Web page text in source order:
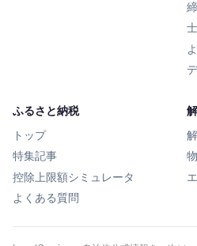
ふるさと納税
トップ
特集記事
控除上限額シミュレータ
よくある質問